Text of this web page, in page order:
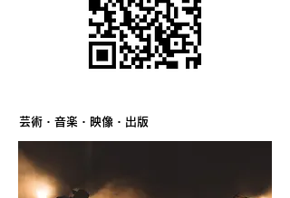
芸術・音楽・映像・出版